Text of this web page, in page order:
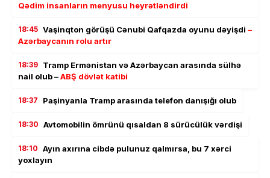
Qədim insanların menyusu heyrətləndirdi
18:45 Vaşinqton görüşü Cənubi Qafqazda oyunu dəyişdi –
Azərbaycanın rolu artır
18:39 Tramp Ermənistan və Azərbaycan arasında sülhə
nail olub –ABŞ dövlət katibi
18:37 Paşinyanla Tramp arasında telefon danışığı olub
18:30 Avtomobilin ömrünü qısaldan 8 sürücülük vərdişi
18:10 Ayın axırına cibdə pulunuz qalmırsa, bu 7 xərci
yoxlayın